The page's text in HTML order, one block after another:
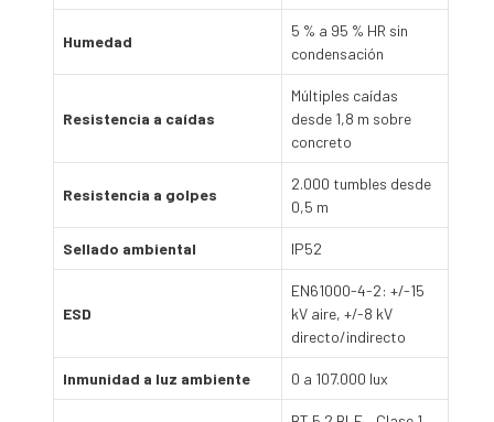
Humedad
5 % a 95 % HR sin
condensación
Resistencia a caídas
Múltiples caídas
desde 1,8 m sobre
concreto
Resistencia a golpes
2.000 tumbles desde
0,5 m
Sellado ambiental IP52
ESD
EN61000-4-2: +/-15
kV aire, +/-8 kV
directo/indirecto
Inmunidad a luz ambiente 0 a 107.000 lux